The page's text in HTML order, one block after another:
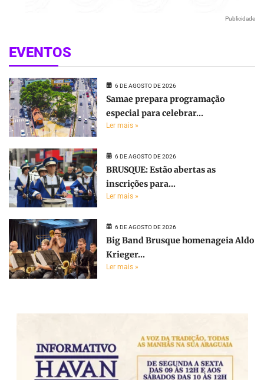
Publicidade
EVENTOS
6 DE AGOSTO DE 2026
Samae prepara programação
especial para celebrar...
Ler mais »
6 DE AGOSTO DE 2026
BRUSQUE: Estão abertas as
inscrições para...
Ler mais »
6 DE AGOSTO DE 2026
Big Band Brusque homenageia Aldo
Krieger...
Ler mais »